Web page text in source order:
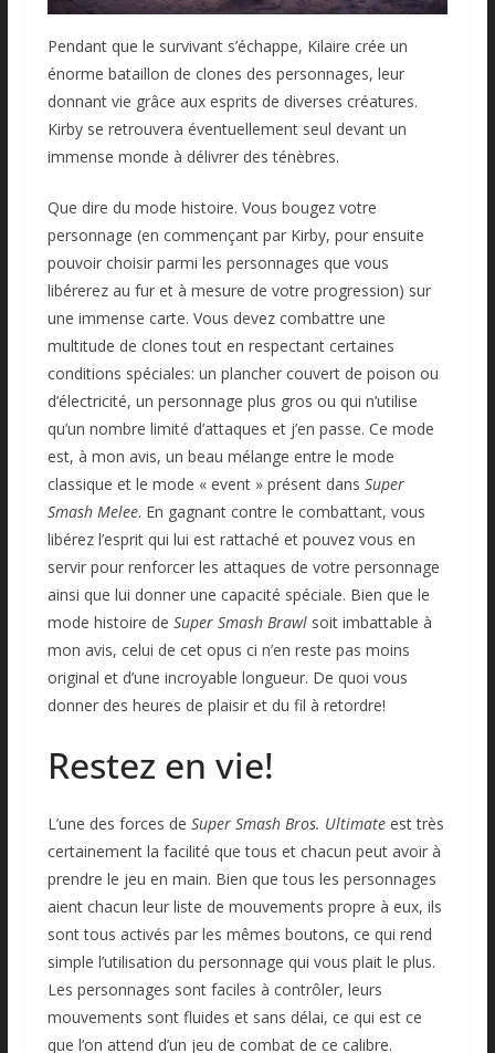
Pendant que le survivant s’échappe, Kilaire crée un
énorme bataillon de clones des personnages, leur
donnant vie grâce aux esprits de diverses créatures.
Kirby se retrouvera éventuellement seul devant un
immense monde à délivrer des ténèbres.
Que dire du mode histoire. Vous bougez votre
personnage (en commençant par Kirby, pour ensuite
pouvoir choisir parmi les personnages que vous
libérerez au fur et à mesure de votre progression) sur
une immense carte. Vous devez combattre une
multitude de clones tout en respectant certaines
conditions spéciales: un plancher couvert de poison ou
d’électricité, un personnage plus gros ou qui n’utilise
qu’un nombre limité d’attaques et j’en passe. Ce mode
est, à mon avis, un beau mélange entre le mode
classique et le mode « event » présent dans Super
Smash Melee. En gagnant contre le combattant, vous
libérez l’esprit qui lui est rattaché et pouvez vous en
servir pour renforcer les attaques de votre personnage
ainsi que lui donner une capacité spéciale. Bien que le
mode histoire de Super Smash Brawlsoit imbattable à
mon avis, celui de cet opus ci n’en reste pas moins
original et d’une incroyable longueur. De quoi vous
donner des heures de plaisir et du fil à retordre!
Restez en vie!
L’une des forces de Super Smash Bros. Ultimateest très
certainement la facilité que tous et chacun peut avoir à
prendre le jeu en main. Bien que tous les personnages
aient chacun leur liste de mouvements propre à eux, ils
sont tous activés par les mêmes boutons, ce qui rend
simple l’utilisation du personnage qui vous plait le plus.
Les personnages sont faciles à contrôler, leurs
mouvements sont fluides et sans délai, ce qui est ce
que l’on attend d’un jeu de combat de ce calibre.